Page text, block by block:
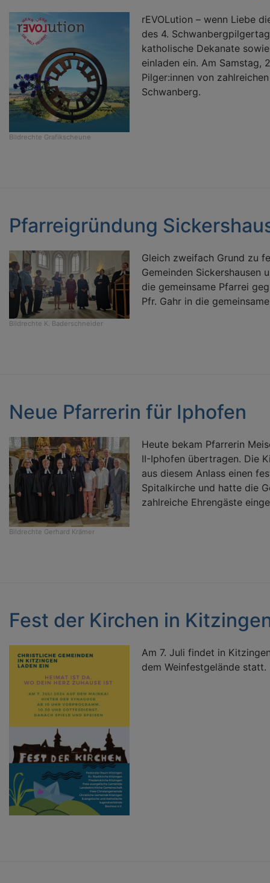
Bildrechte Grafikscheune
rEVOLution – wenn Liebe
des 4.
katholische Dekanate
einladen ein. Am Samstag,
Pilger:innen von
Schwanberg.
Pfarreigründung
Bildrechte K. Baderschneider
Gleich zweifach Grund zu
Gemeinden Sickershausen
die gemeinsame Pfarrei
Pfr. Gahr in die
Neue Pfarrerin für Iphofen
Bildrechte Gerhard Krämer
Heute bekam Pfarrerin
II-Iphofen übertragen. Die
aus diesem Anlass einen
Spitalkirche und hatte die
zahlreiche Ehrengäste
Fest der Kirchen in
Am 7. Juli findet in
dem Weinfestgelände statt.